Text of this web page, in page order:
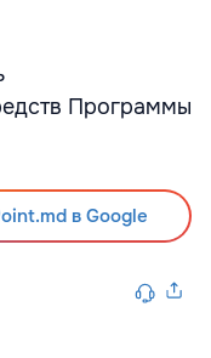
Программы
в Google